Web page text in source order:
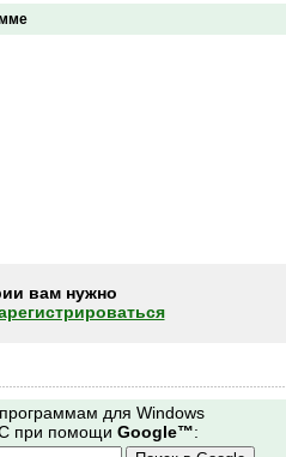
вам нужно
программам для Windows
при помощи Google™: